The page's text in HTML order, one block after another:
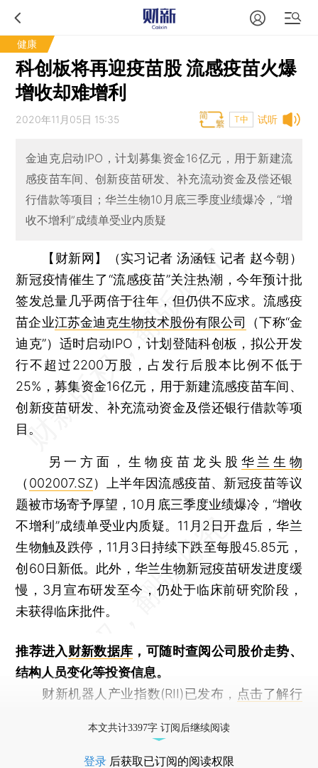
健康
科创板将再迎疫苗股 流感疫苗火爆
增收却难增利
试听
2020年11月05日 15:35 T中
金迪克启动IPO，计划募集资金16亿元，用于新建流
感疫苗车间、创新疫苗研发、补充流动资金及偿还银
行借款等项目；华兰生物10月底三季度业绩爆冷，“增
收不增利”成绩单受业内质疑
【财新网】（实习记者 汤涵钰 记者 赵今朝）
新冠疫情催生了“流感疫苗”关注热潮，今年预计批
签发总量几乎两倍于往年，但仍供不应求。流感疫
苗企业江苏金迪克生物技术股份有限公司
（下称“金
迪克”）适时启动IPO，计划登陆科创板，拟公开发
行不超过2200万股，占发行后股本比例不低于
25%，募集资金16亿元，用于新建流感疫苗车间、
创新疫苗研发、补充流动资金及偿还银行借款等项
目。
另一方面，生物疫苗龙头股 华兰生物
（ 002007.SZ）上半年因流感疫苗、新冠疫苗等议
题被市场寄予厚望，10月底三季度业绩爆冷，“增收
不增利”成绩单受业内质疑。11月2日开盘后，华兰
生物触及跌停，11月3日持续下跌至每股45.85元，
创60日新低。此外，华兰生物新冠疫苗研发进度缓
慢，3月宣布研发至今，仍处于临床前研究阶段，
未获得临床批件。
推荐进入财新数据库 ，可随时查阅公司股价走势、
结构人员变化等投资信息。
财新机器人产业指数(RII)已发布， 点击了解行
本文共计3397字 订阅后继续阅读
登录 后获取已订阅的阅读权限